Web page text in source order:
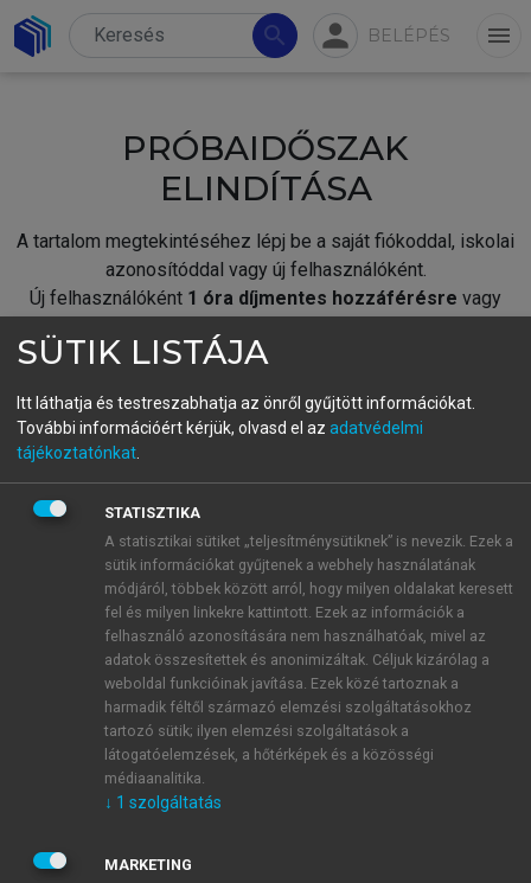
search person BELÉPÉS menu
PRÓBAIDŐSZAK
ELINDÍTÁSA
A tartalom megtekintéséhez lépj be a saját fiókoddal, iskolai
azonosítóddal vagy új felhasználóként.
Új felhasználóként 1 óra díjmentes hozzáférésre vagy
fiókoddal,vagy hozz létre új fiókot.
A regisztráció után apróbaidőszakautomatikusan
BELÉPÉS SAJÁT FIÓKKAL
ÚJ FIÓK LÉTREHOZÁSA
1 óra díjmentes hozzáférés
E-MAIL-CÍM
JELSZÓ
SÜTIK LISTÁJA
Itt láthatja és testreszabhatja az önről gyűjtött információkat.
További információért kérjük, olvasd el az adatvédelmi
tájékoztatónkat
STATISZTIKA
A statisztikai sütiket „teljesítménysütiknek” is nevezik. Ezek a
sütik információkat gyűjtenek a webhely használatának
módjáról, többek között arról, hogy milyen oldalakat keresett
fel és milyen linkekre kattintott. Ezek az információk a
felhasználó azonosítására nem használhatóak, mivel az
adatok összesítettek és anonimizáltak. Céljuk kizárólag a
weboldal funkcióinak javítása. Ezek közé tartoznak a
harmadik féltől származó elemzési szolgáltatásokhoz
tartozó sütik; ilyen elemzési szolgáltatások a
látogatóelemzések, a hőtérképek és a közösségi
médiaanalitika.
↓ 1 szolgáltatás
MARKETING